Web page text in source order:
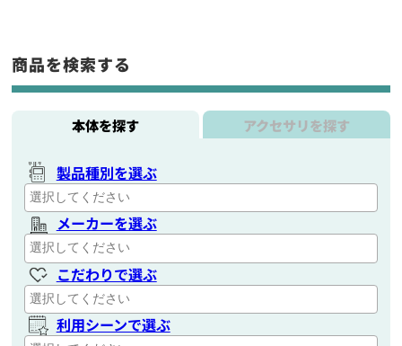
商品を検索する
本体を探す アクセサリを探す
製品種別を選ぶ
メーカーを選ぶ
こだわりで選ぶ
利用シーンで選ぶ